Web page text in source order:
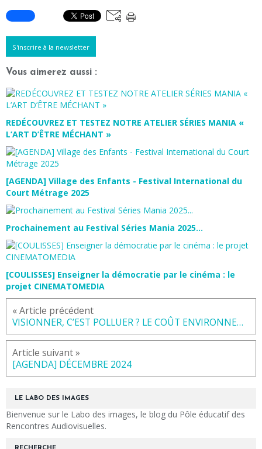
S'inscrire à la newsletter
Vous aimerez aussi :
REDÉCOUVREZ ET TESTEZ NOTRE ATELIER SÉRIES MANIA «
L’ART D’ÊTRE MÉCHANT »
[AGENDA] Village des Enfants - Festival International du
Court Métrage 2025
Prochainement au Festival Séries Mania 2025...
[COULISSES] Enseigner la démocratie par le cinéma : le
projet CINEMATOMEDIA
« Article précédent
VISIONNER, C’EST POLLUER ? LE COÛT ENVIRONNEMENTAL DE LA VIDÉO EN LIGNE
Article suivant »
[AGENDA] DÉCEMBRE 2024
LE LABO DES IMAGES
Bienvenue sur le Labo des images, le blog du Pôle éducatif des
Rencontres Audiovisuelles.